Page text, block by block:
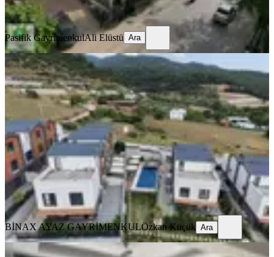
Ara
Pasifik GayrimenkulAli Elüstü Ara
SIFIR BİNA
%3
Kaynaklar Villa Platano 'da 4 + 1
Lüx Villa
Buca, Kaynaklar Merkez Mahallesi
4+1·250 m²·30.04.2026
16.000.000 ₺16.500.000 ₺
BİNAX AYAZ GAYRİMENKUL Özkan Küçük
Ara
BİNAX AYAZ GAYRİMENKULÖzkan Küçük Ara
TERASLI